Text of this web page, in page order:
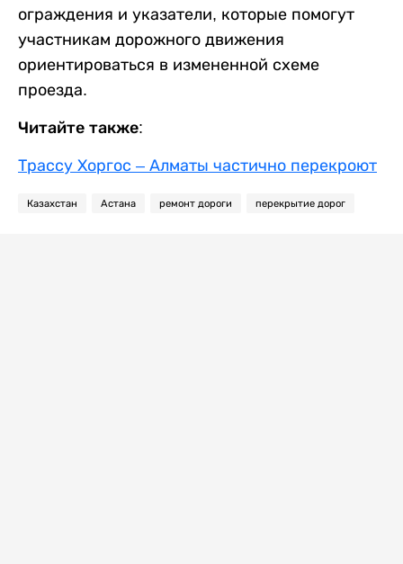
ограждения и указатели, которые помогут
участникам дорожного движения
ориентироваться в измененной схеме
проезда.
Читайте также:
Трассу Хоргос – Алматы частично перекроют
Казахстан Астана ремонт дороги перекрытие дорог